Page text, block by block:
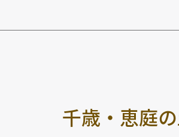
千歳 ・ 恵庭の